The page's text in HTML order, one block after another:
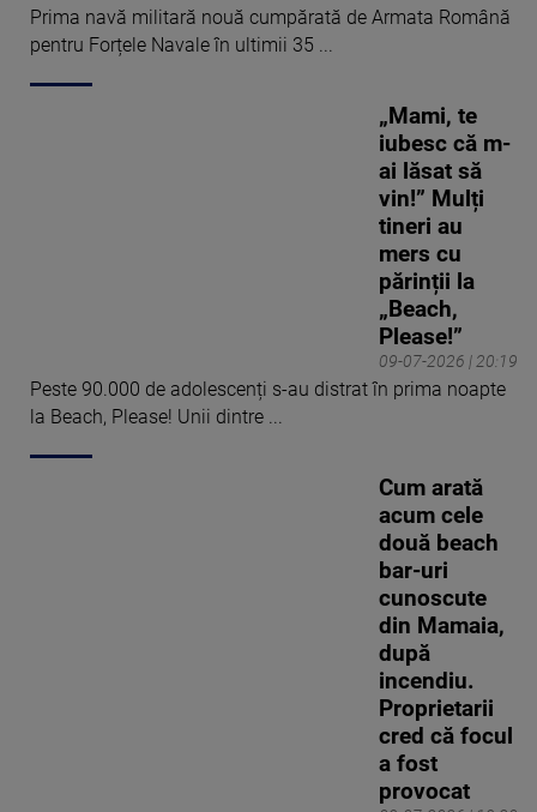
Prima navă militară nouă cumpărată de Armata Română
pentru Forțele Navale în ultimii 35 ...
09-07-2026 | 20:19
„Mami, te
iubesc că m-
ai lăsat să
vin!” Mulți
tineri au
mers cu
părinții la
„Beach,
Please!”
Peste 90.000 de adolescenți s-au distrat în prima noapte
la Beach, Please! Unii dintre ...
Cum arată
acum cele
două beach
bar-uri
cunoscute
din Mamaia,
după
incendiu.
Proprietarii
cred că focul
a fost
provocat